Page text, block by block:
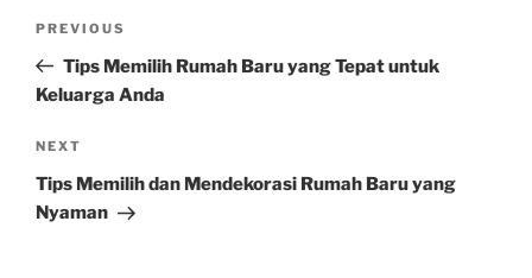
Previous
Post
PREVIOUS
Tips Memilih Rumah Baru yang Tepat untuk
Keluarga Anda
Next
Post
NEXT
Tips Memilih dan Mendekorasi Rumah Baru yang
Nyaman